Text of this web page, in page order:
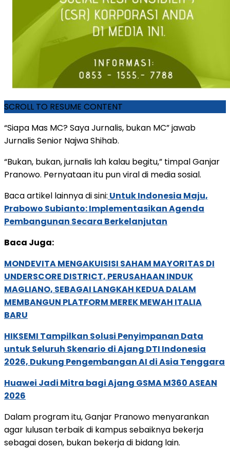
SCROLL TO RESUME CONTENT
“Siapa Mas MC? Saya Jurnalis, bukan MC” jawab
Jurnalis Senior Najwa Shihab.
“Bukan, bukan, jurnalis lah kalau begitu,” timpal Ganjar
Pranowo. Pernyataan itu pun viral di media sosial.
Baca artikel lainnya di sini: Untuk Indonesia Maju,
Prabowo Subianto: Implementasikan Agenda
Pembangunan Secara Berkelanjutan
Baca Juga:
MONDEVITA MENGAKUISISI SAHAM MAYORITAS DI
UNDERSCORE DISTRICT, PERUSAHAAN INDUK
MAGLIANO, SEBAGAI LANGKAH KEDUA DALAM
MEMBANGUN PLATFORM MEREK MEWAH ITALIA
BARU
HIKSEMI Tampilkan Solusi Penyimpanan Data
untuk Seluruh Skenario di Ajang DTI Indonesia
2026, Dukung Pengembangan AI di Asia Tenggara
Huawei Jadi Mitra bagi Ajang GSMA M360 ASEAN
2026
Dalam program itu, Ganjar Pranowo menyarankan
agar lulusan terbaik di kampus sebaiknya bekerja
sebagai dosen, bukan bekerja di bidang lain.